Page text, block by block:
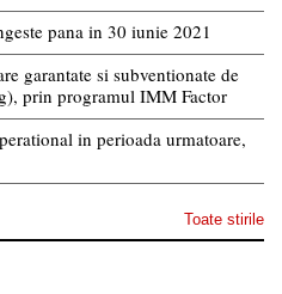
pana in 30 iunie 2021
garantate si subventionate de
prin programul IMM Factor
in perioada urmatoare,
Toate stirile